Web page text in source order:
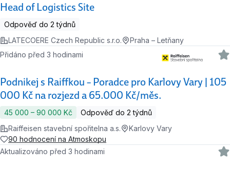
Head of Logistics Site
Odpověď do 2 týdnů
LATECOERE Czech Republic s.r.o.
Praha – Letňany
Podnikej s Raiffkou – Poradce pro Karlovy Vary | 105
000 Kč na rozjezd a 65.000 Kč/měs.
Přidáno před 3 hodinami
45 000 ‍–‍ 90 000 Kč
Odpověď do 2 týdnů
Raiffeisen stavební spořitelna a.s.
Karlovy Vary
90 hodnocení na Atmoskopu
Aktualizováno před 3 hodinami